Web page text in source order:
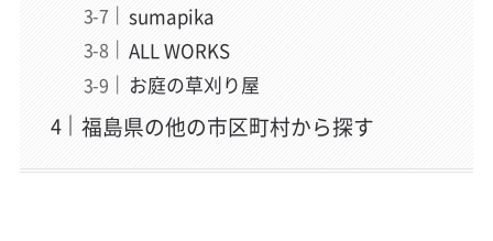
sumapika
ALL WORKS
お庭の草刈り屋
福島県の他の市区町村から探す